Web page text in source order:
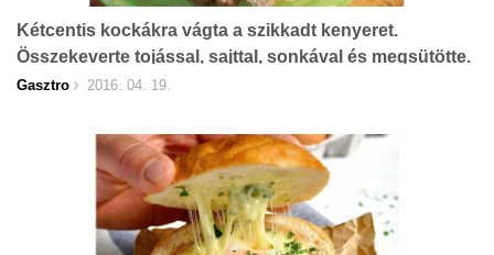
Kétcentis kockákra vágta a szikkadt kenyeret.
Összekeverte tojással, sajttal, sonkával és megsütötte.
Azóta ez a kedvence!
Gasztro 2016. 04. 19.